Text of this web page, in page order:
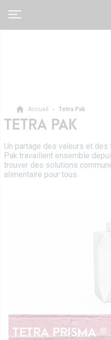
Accueil Tetra Pak
TETRA PAK
Un partage des valeurs et
Pak travaillent ensemble
trouver des solutions
alimentaire pour tous.
TETRA PRISMA ®